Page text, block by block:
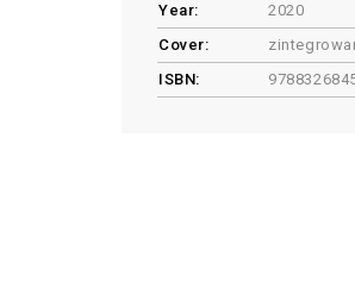
Year:
2020
Cover:
ISBN: